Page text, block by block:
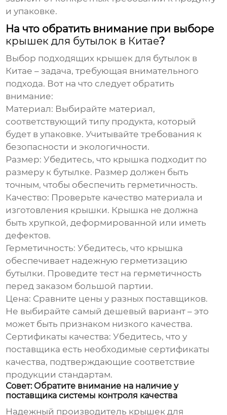
и упаковке.
На что обратить внимание при выборе
крышек для бутылок в Китае?
Выбор подходящих крышек для бутылок в
Китае – задача, требующая внимательного
подхода. Вот на что следует обратить
внимание:
Материал: Выбирайте материал,
соответствующий типу продукта, который
будет в упаковке. Учитывайте требования к
безопасности и экологичности.
Размер: Убедитесь, что крышка подходит по
размеру к бутылке. Размер должен быть
точным, чтобы обеспечить герметичность.
Качество: Проверьте качество материала и
изготовления крышки. Крышка не должна
быть хрупкой, деформированной или иметь
дефектов.
Герметичность: Убедитесь, что крышка
обеспечивает надежную герметизацию
бутылки. Проведите тест на герметичность
перед заказом большой партии.
Цена: Сравните цены у разных поставщиков.
Не выбирайте самый дешевый вариант – это
может быть признаком низкого качества.
Сертификаты качества: Убедитесь, что у
поставщика есть необходимые сертификаты
качества, подтверждающие соответствие
продукции стандартам.
Совет: Обратите внимание на наличие у
поставщика системы контроля качества
Надежный производитель крышек для